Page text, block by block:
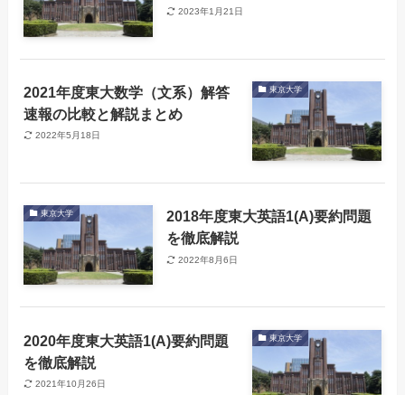
2023年1月21日
東京大学
2021年度東大数学（文系）解答
速報の比較と解説まとめ
2022年5月18日
東京大学
2018年度東大英語1(A)要約問題
を徹底解説
2022年8月6日
東京大学
2020年度東大英語1(A)要約問題
を徹底解説
2021年10月26日